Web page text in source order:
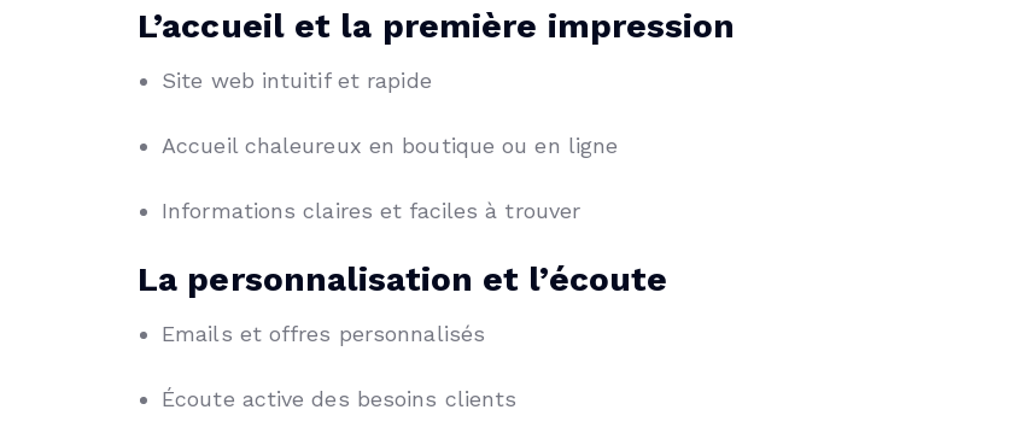
L’accueil et la première impression
Site web intuitif et rapide
Accueil chaleureux en boutique ou en ligne
Informations claires et faciles à trouver
La personnalisation et l’écoute
Emails et offres personnalisés
Écoute active des besoins clients